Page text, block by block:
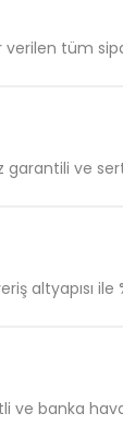
verilen tüm
garantili ve
altyapısı
ve banka